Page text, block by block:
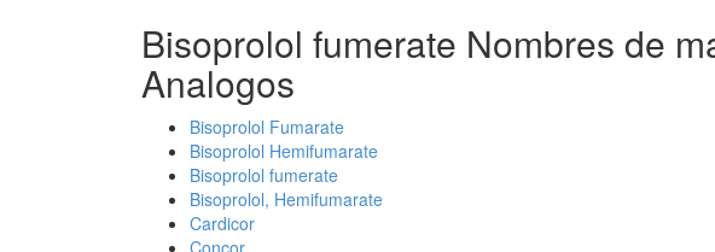
Bisoprolol fumerate Nombres de
Analogos
Bisoprolol Fumarate
Bisoprolol Hemifumarate
Bisoprolol fumerate
Bisoprolol, Hemifumarate
Cardicor
Concor